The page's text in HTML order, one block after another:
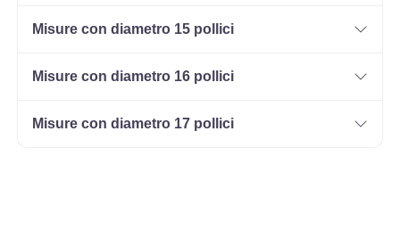
Misure con diametro 15 pollici
Misure con diametro 16 pollici
Misure con diametro 17 pollici